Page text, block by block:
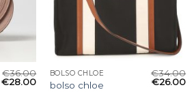
€36.00
€28.00
BOLSO CHLOE
bolso chloe
€34.00
€26.00